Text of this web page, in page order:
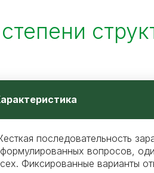
последовательность
вопросов,
Фиксированные варианты